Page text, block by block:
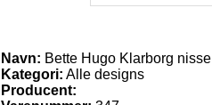
Navn: Bette Hugo Klarborg nisse
Kategori: Alle designs
Producent: